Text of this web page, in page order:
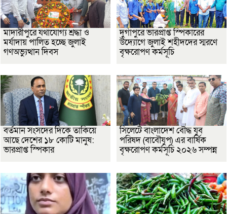
মাদারীপুরে যথাযোগ্য শ্রদ্ধা ও
মর্যাদায় পালিত হচ্ছে জুলাই
গণঅভ্যুত্থান দিবস
দুর্গাপুরে ভারপ্রাপ্ত স্পিকারের
উদ্যোগে জুলাই শহীদদের স্মরণে
বৃক্ষরোপণ কর্মসূচি
বর্তমান সংসদের দিকে তাকিয়ে
আছে দেশের ১৮ কোটি মানুষ:
ভারপ্রাপ্ত স্পিকার
সিলেটে বাংলাদেশ বৌদ্ধ যুব
পরিষদ (বাবৌযুপ) এর বার্ষিক
বৃক্ষরোপণ কর্মসূচি ২০২৬ সম্পন্ন